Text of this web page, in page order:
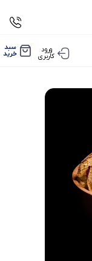
ورود
کاربری
0 سبد
خرید